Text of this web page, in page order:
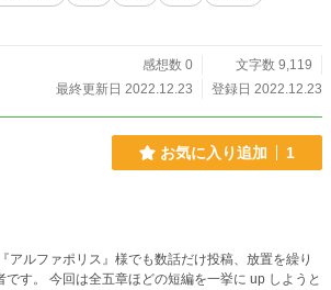
感想数 0
文字数 9,119
最終更新日 2022.12.23
登録日 2022.12.23
お気に入り追加 1
す。 今回は全五章ほどの短編を一挙に up しようと